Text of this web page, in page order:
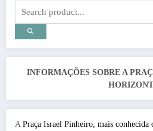
INFORMAÇÕES SOBRE A
A Praça Israel Pinheiro, mais conhecida